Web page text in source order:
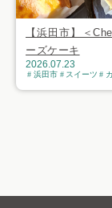
【浜田市】＜
ーズケーキ
2026.07.23
浜田市 スイーツ